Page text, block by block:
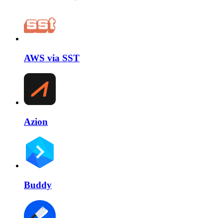
AWS via SST
Azion
Buddy